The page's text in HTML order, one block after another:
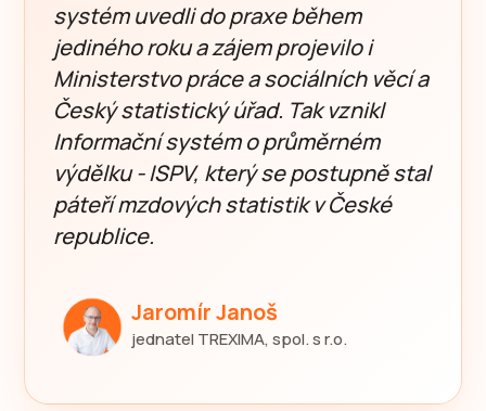
systém uvedli do praxe během
jediného roku a zájem projevilo i
Ministerstvo práce a sociálních věcí a
Český statistický úřad. Tak vznikl
Informační systém o průměrném
výdělku - ISPV, který se postupně stal
páteří mzdových statistik v České
republice.
Jaromír Janoš
jednatel TREXIMA, spol. s r.o.